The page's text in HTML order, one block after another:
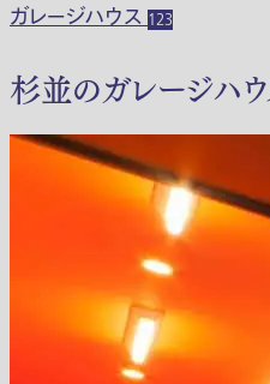
ガレージハウス123
杉並のガレージハ